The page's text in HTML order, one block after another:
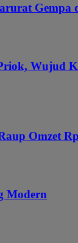
Wujud
Omzet
Modern